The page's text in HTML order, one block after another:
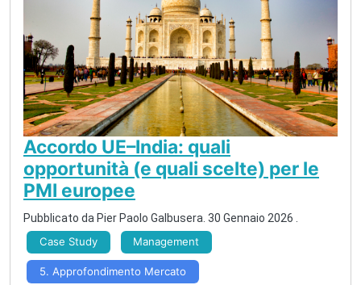
Accordo UE–India: quali
opportunità (e quali scelte) per le
PMI europee
Pubblicato da Pier Paolo Galbusera 30 Gennaio 2026
Case Study
Management
5. Approfondimento Mercato